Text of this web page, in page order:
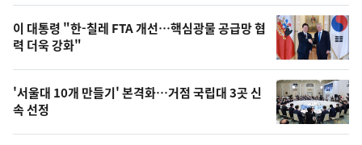
오
늘
의
사
진
이 대통령 "한-칠레 FTA 개선…핵심광물 공급망 협
력 더욱 강화"
'서울대 10개 만들기' 본격화…거점 국립대 3곳 신
속 선정